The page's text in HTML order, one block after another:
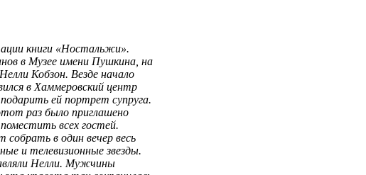
книги «Ностальжи».
в Музее имени Пушкина, на
Кобзон. Везде начало
в Хаммеровский центр
ей портрет супруга.
раз было приглашено
всех гостей.
в один вечер весь
и телевизионные звезды.
Нелли. Мужчины